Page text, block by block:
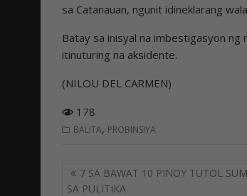
sa Catanauan, ngunit idineklarang
Batay sa inisyal na imbestigasyon
itinuturing na aksidente.
(NILOU DEL CARMEN)
178
BALITA, PROBINSIYA
Post
navigation
7 SA BAWAT 10 PINOY TUTOL
SA PULITIKA